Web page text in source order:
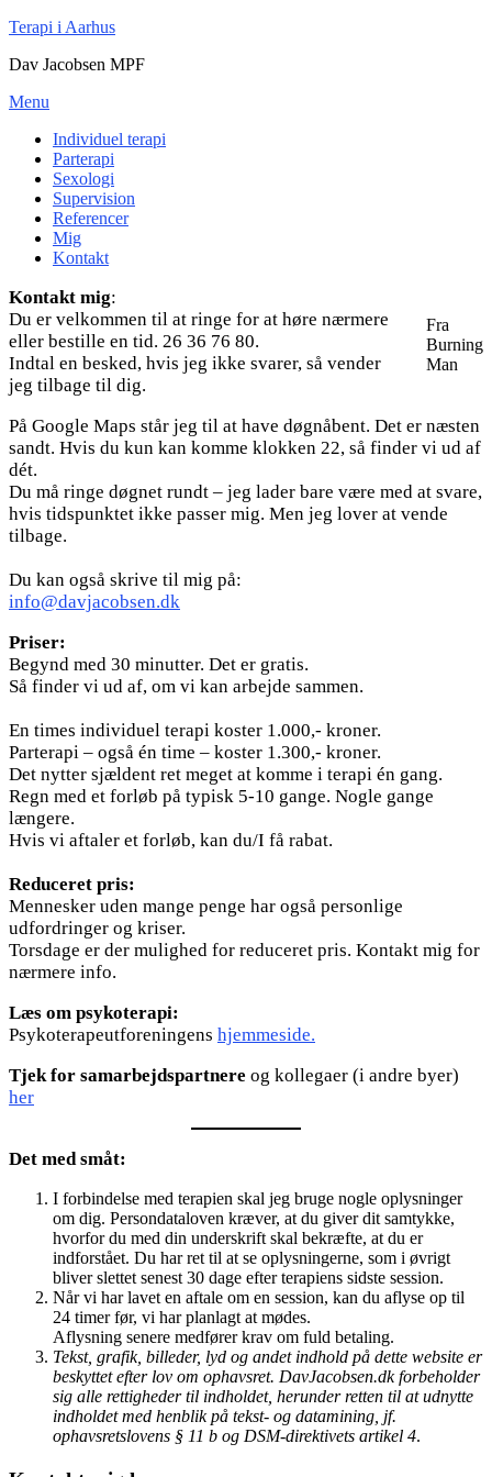
Spring
indhold
Terapi i Aarhus
Dav Jacobsen MPF
Menu
Individuel terapi
Parterapi
Sexologi
Supervision
Referencer
Mig
Kontakt
Fra
Burning
Man
Kontakt mig:
Du er velkommen til at ringe for at høre nærmere
eller bestille en tid. 26 36 76 80.
Indtal en besked, hvis jeg ikke svarer, så vender
jeg tilbage til dig.
På Google Maps står jeg til at have døgnåbent. Det er næsten
sandt. Hvis du kun kan komme klokken 22, så finder vi ud af
dét.
Du må ringe døgnet rundt – jeg lader bare være med at svare,
hvis tidspunktet ikke passer mig. Men jeg lover at vende
tilbage.
Du kan også skrive til mig på:
info@davjacobsen.dk
Priser:
Begynd med 30 minutter. Det er gratis.
Så finder vi ud af, om vi kan arbejde sammen.
En times individuel terapi koster 1.000,- kroner.
Parterapi – også én time – koster 1.300,- kroner.
Det nytter sjældent ret meget at komme i terapi én gang.
Regn med et forløb på typisk 5-10 gange. Nogle gange
længere.
Hvis vi aftaler et forløb, kan du/I få rabat.
Reduceret pris:
Mennesker uden mange penge har også personlige
udfordringer og kriser.
Torsdage er der mulighed for reduceret pris. Kontakt mig for
nærmere info.
Læs om psykoterapi:
Psykoterapeutforeningens hjemmeside.
Tjek for samarbejdspartnere og kollegaer (i andre byer)
her
Det med småt:
I forbindelse med terapien skal jeg bruge nogle oplysninger
om dig. Persondataloven kræver, at du giver dit samtykke,
hvorfor du med din underskrift skal bekræfte, at du er
indforstået. Du har ret til at se oplysningerne, som i øvrigt
bliver slettet senest 30 dage efter terapiens sidste session.
Når vi har lavet en aftale om en session, kan du aflyse op til
24 timer før, vi har planlagt at mødes.
Aflysning senere medfører krav om fuld betaling.
Tekst, grafik, billeder, lyd og andet indhold på dette website er
beskyttet efter lov om ophavsret. DavJacobsen.dk forbeholder
sig alle rettigheder til indholdet, herunder retten til at udnytte
indholdet med henblik på tekst- og datamining, jf.
ophavsretslovens § 11 b og DSM-direktivets artikel 4.